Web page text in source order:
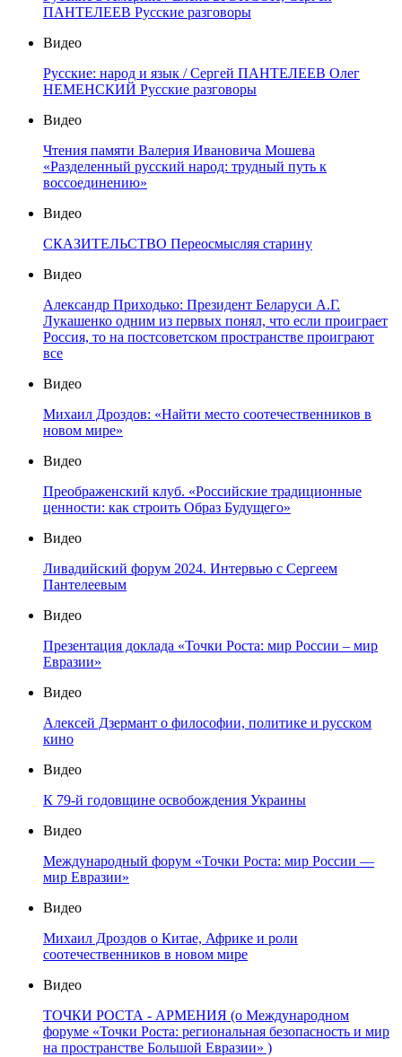
ПАНТЕЛЕЕВ Русские разговоры
Видео
Русские: народ и язык / Сергей ПАНТЕЛЕЕВ Олег
НЕМЕНСКИЙ Русские разговоры
Видео
Чтения памяти Валерия Ивановича Мошева
«Разделенный русский народ: трудный путь к
воссоединению»
Видео
СКАЗИТЕЛЬСТВО Переосмысляя старину
Видео
Александр Приходько: Президент Беларуси А.Г.
Лукашенко одним из первых понял, что если проиграет
Россия, то на постсоветском пространстве проиграют
все
Видео
Михаил Дроздов: «Найти место соотечественников в
новом мире»
Видео
Преображенский клуб. «Российские традиционные
ценности: как строить Образ Будущего»
Видео
Ливадийский форум 2024. Интервью с Сергеем
Пантелеевым
Видео
Презентация доклада «Точки Роста: мир России – мир
Евразии»
Видео
Алексей Дзермант о философии, политике и русском
кино
Видео
К 79-й годовщине освобождения Украины
Видео
Международный форум «Точки Роста: мир России —
мир Евразии»
Видео
Михаил Дроздов о Китае, Африке и роли
соотечественников в новом мире
Видео
ТОЧКИ РОСТА - АРМЕНИЯ (о Международном
форуме «Точки Роста: региональная безопасность и мир
на пространстве Большой Евразии» )